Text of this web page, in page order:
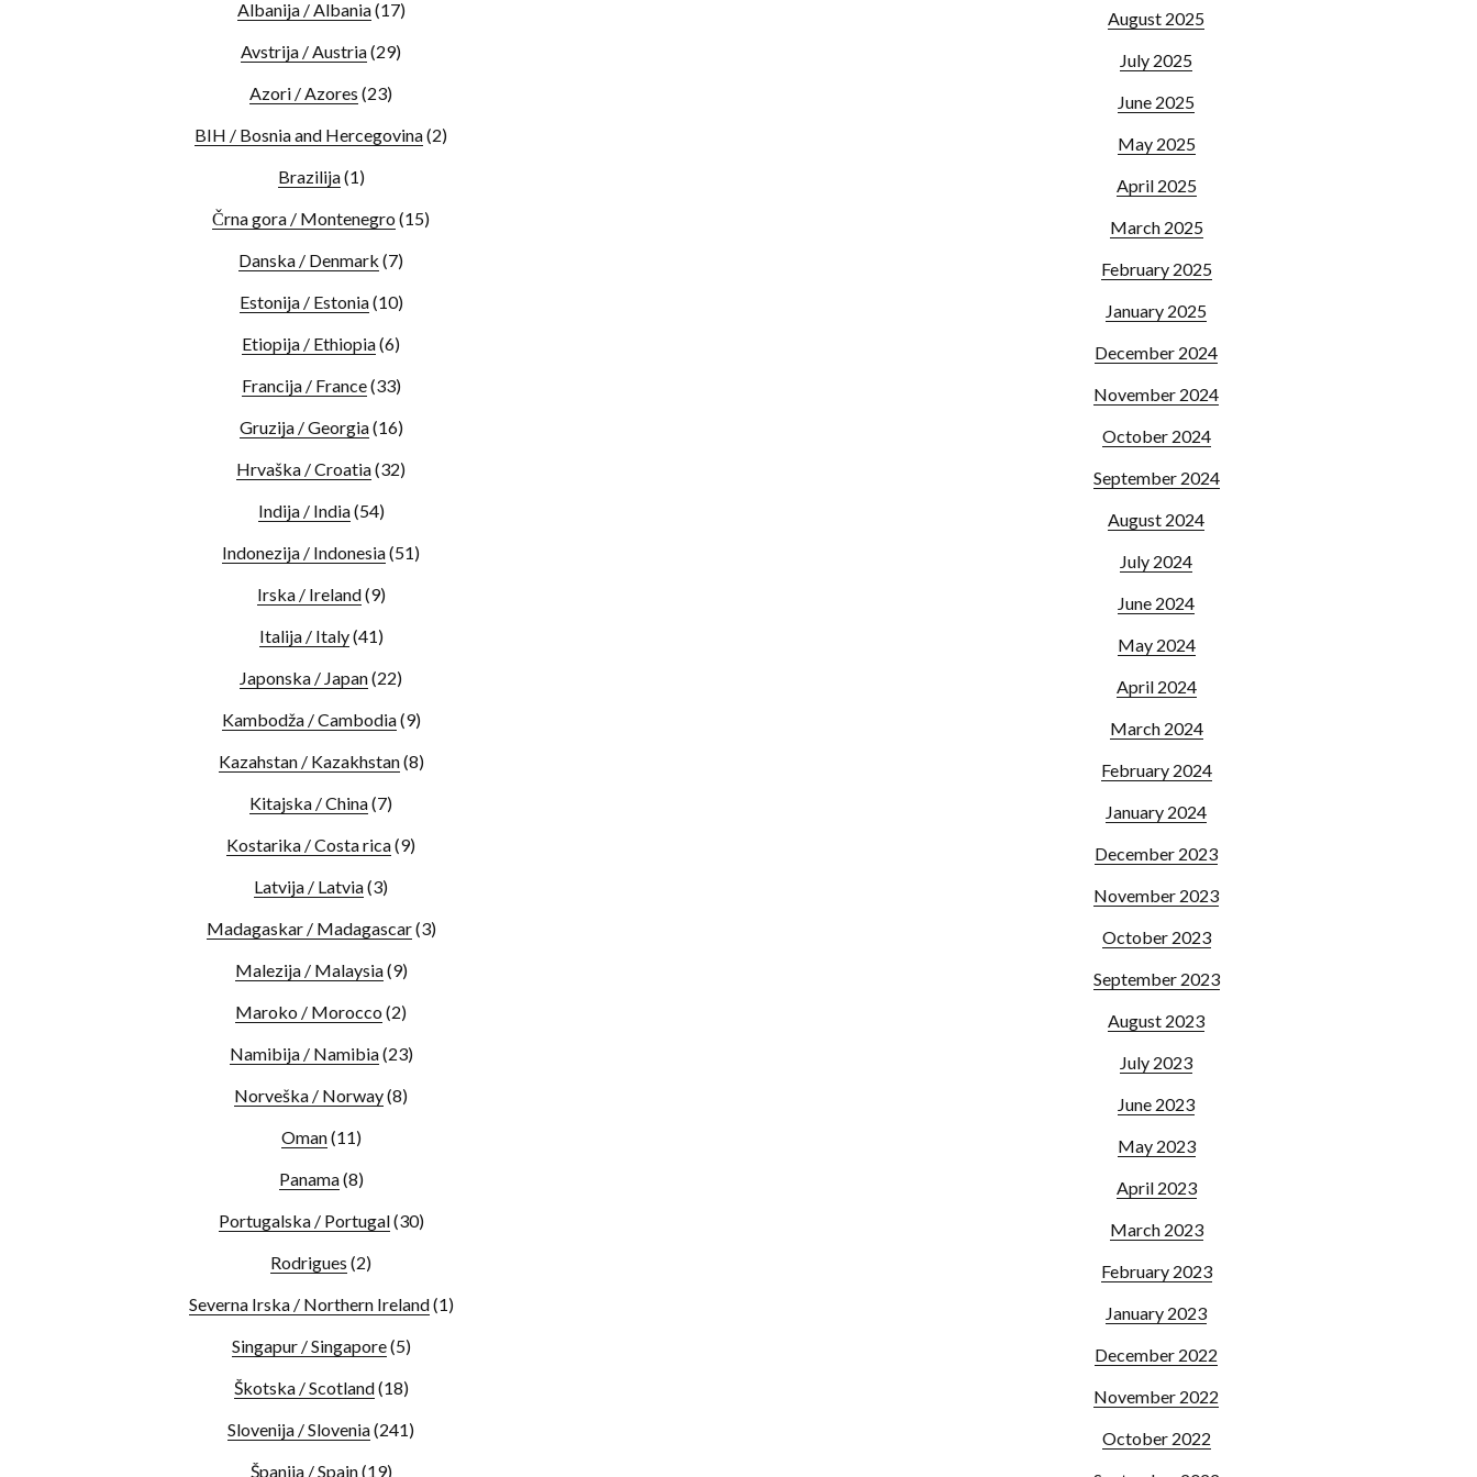
Albanija / Albania(17)
Avstrija / Austria(29)
Azori / Azores (23)
BIH / Bosnia and Hercegovina(2)
Brazilija(1)
Črna gora / Montenegro (15)
Danska / Denmark (7)
Estonija / Estonia(10)
Etiopija / Ethiopia(6)
Francija / France(33)
Gruzija / Georgia(16)
Hrvaška / Croatia(32)
Indija / India(54)
Indonezija / Indonesia(51)
Irska / Ireland(9)
Italija / Italy(41)
Japonska / Japan(22)
Kambodža / Cambodia(9)
Kazahstan / Kazakhstan(8)
Kitajska / China(7)
Kostarika / Costa rica(9)
Latvija / Latvia(3)
Madagaskar / Madagascar(3)
Malezija / Malaysia(9)
Maroko / Morocco (2)
Namibija / Namibia(23)
Norveška / Norway(8)
Oman(11)
Panama(8)
Portugalska / Portugal(30)
Rodrigues (2)
Severna Irska / Northern Ireland(1)
Singapur / Singapore(5)
Škotska / Scotland(18)
Slovenija / Slovenia(241)
Španija / Spain(19)
August 2025
July 2025
June 2025
May 2025
April 2025
March 2025
February 2025
January 2025
December 2024
November 2024
October 2024
September 2024
August 2024
July 2024
June 2024
May 2024
April 2024
March 2024
February 2024
January 2024
December 2023
November 2023
October 2023
September 2023
August 2023
July 2023
June 2023
May 2023
April 2023
March 2023
February 2023
January 2023
December 2022
November 2022
October 2022